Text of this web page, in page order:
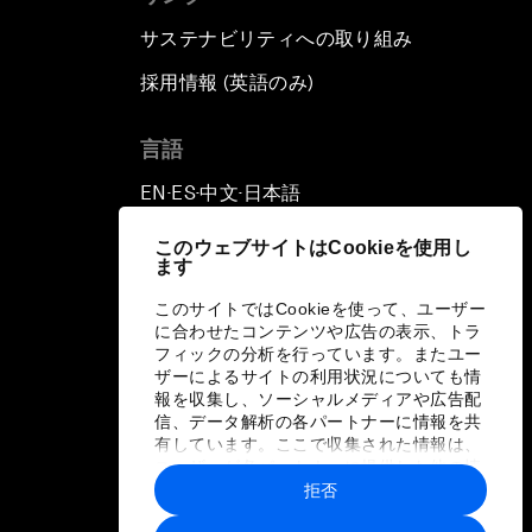
このウェブサイトはCookieを使用し
ます
このサイトではCookieを使って、ユーザー
に合わせたコンテンツや広告の表示、トラ
フィックの分析を行っています。またユー
ザーによるサイトの利用状況についても情
報を収集し、ソーシャルメディアや広告配
信、データ解析の各パートナーに情報を共
有しています。ここで収集された情報は、
ユーザーが各パートナーに提供した他の情
報や各パートナーのサービスを使用した際
に収集された情報と組み合わされ、各パー
拒否
サステナビリティへの取り組み
採用情報 (英語のみ)
言語
EN ▪ ES▪中文▪ 日本語